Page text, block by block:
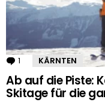
1 Kommentar
KÄRNTEN
Ab auf die Piste:
Skitage für die